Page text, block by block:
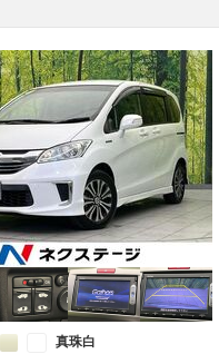
真珠白